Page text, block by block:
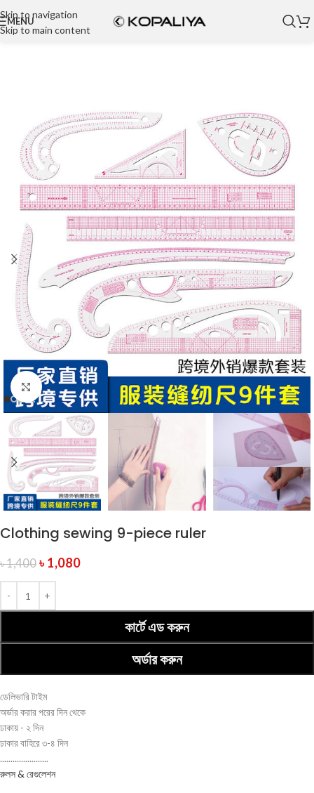
Skip to navigation
Skip to main content
MENU
Click to enlarge
Clothing sewing 9-piece ruler
৳1,400 ৳1,080
কার্টে এড করুন
অর্ডার করুন
ডেলিভারি টাইম
অর্ডার করার পরের দিন থেকে
ঢাকায় - ২ দিন
ঢাকার বাহিরে ৩-৪ দিন
.......................
রুলস & রেগুলেশন